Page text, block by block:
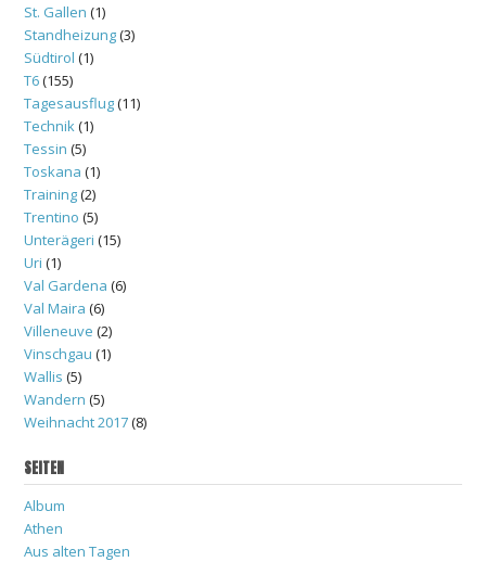
St. Gallen (1)
Standheizung(3)
Südtirol (1)
T6(155)
Tagesausflug(11)
Technik (1)
Tessin (5)
Toskana (1)
Training(2)
Trentino (5)
Unterägeri (15)
Uri (1)
Val Gardena (6)
Val Maira (6)
Villeneuve (2)
Vinschgau (1)
Wallis (5)
Wandern (5)
Weihnacht 2017(8)
SEITEN
Album
Athen
Aus alten Tagen